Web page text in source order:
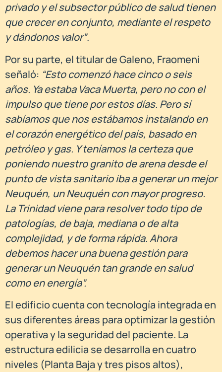
privado y el subsector público de salud tienen
que crecer en conjunto, mediante el respeto
y dándonos valor”.
Por su parte, el titular de Galeno, Fraomeni
señaló: “Esto comenzó hace cinco o seis
años. Ya estaba Vaca Muerta, pero no con el
impulso que tiene por estos días. Pero sí
sabíamos que nos estábamos instalando en
el corazón energético del país, basado en
petróleo y gas. Y teníamos la certeza que
poniendo nuestro granito de arena desde el
punto de vista sanitario iba a generar un mejor
Neuquén, un Neuquén con mayor progreso.
La Trinidad viene para resolver todo tipo de
patologías, de baja, mediana o de alta
complejidad, y de forma rápida. Ahora
debemos hacer una buena gestión para
generar un Neuquén tan grande en salud
como en energía”.
El edificio cuenta con tecnología integrada en
sus diferentes áreas para optimizar la gestión
operativa y la seguridad del paciente. La
estructura edilicia se desarrolla en cuatro
niveles (Planta Baja y tres pisos altos),